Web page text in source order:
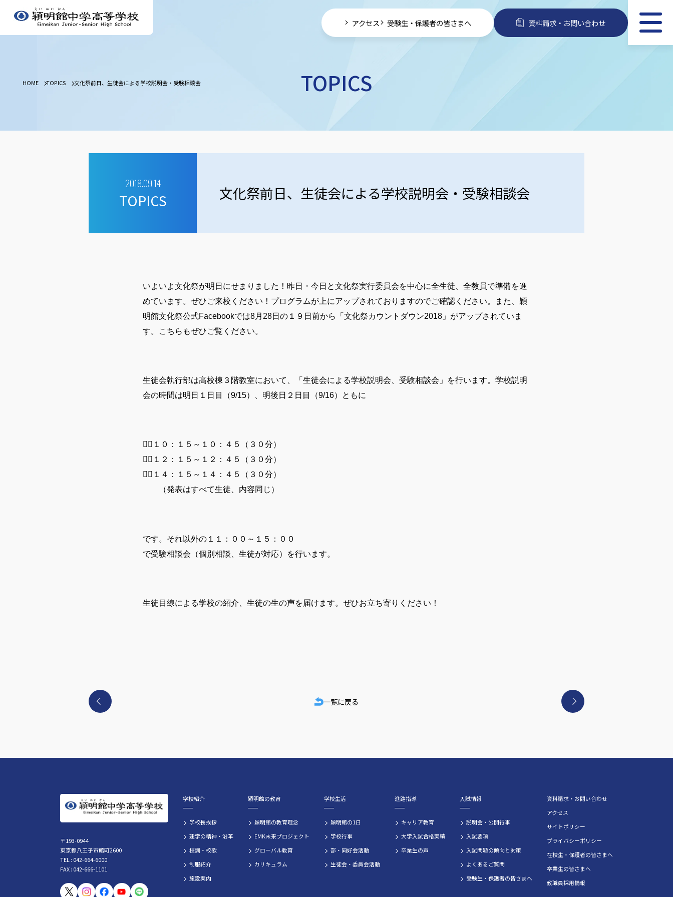
アクセス 受験生・保護者の皆さまへ 資料請求・お問い合わせ
HOME TOPICS 文化祭前日、生徒会による学校説明会・受験相談会 TOPICS
2018.09.14
TOPICS 文化祭前日、生徒会による学校説明会・受験相談会
いよいよ文化祭が明日にせまりました！昨日・今日と文化祭実行委員会を中心に全生徒、全教員で準備を進
めています。ぜひご来校ください！プログラムが上にアップされておりますのでご確認ください。また、穎
明館文化祭公式Facebookでは8月28日の１９日前から「文化祭カウントダウン2018」がアップされていま
す。こちらもぜひご覧ください。
生徒会執行部は高校棟３階教室において、「生徒会による学校説明会、受験相談会」を行います。学校説明
会の時間は明日１日目（9/15）、明後日２日目（9/16）ともに
１⃣１０：１５～１０：４５（３０分）
２⃣１２：１５～１２：４５（３０分）
３⃣１４：１５～１４：４５（３０分）
（発表はすべて生徒、内容同じ）
です。それ以外の１１：００～１５：００
で受験相談会（個別相談、生徒が対応）を行います。
生徒目線による学校の紹介、生徒の生の声を届けます。ぜひお立ち寄りください！
一覧に戻る
〒193-0944
東京都八王子市館町2600
TEL : 042-664-6000
FAX : 042-666-1101
学校紹介
学校長挨拶
建学の精神・沿革
校訓・校歌
制服紹介
施設案内
穎明館の教育
穎明館の教育理念
EMK未来プロジェクト
グローバル教育
カリキュラム
学校生活
穎明館の1日
学校行事
部・同好会活動
生徒会・委員会活動
進路指導
キャリア教育
大学入試合格実績
卒業生の声
入試情報
説明会・公開行事
入試要項
入試問題の傾向と対策
よくあるご質問
受験生・保護者の皆さまへ
資料請求・お問い合わせ
アクセス
サイトポリシー
プライバシーポリシー
在校生・保護者の皆さまへ
卒業生の皆さまへ
教職員採用情報